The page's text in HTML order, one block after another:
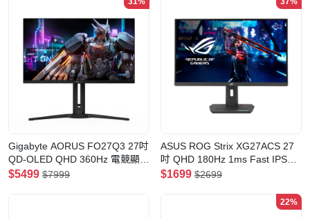
Gigabyte AORUS FO27Q3 27吋
QD-OLED QHD 360Hz 電競顯示
器
$5499 $7999
ASUS ROG Strix XG27ACS 27
吋 QHD 180Hz 1ms Fast IPS
HDR 電競顯示器(黑色)
$1699 $2699
22%